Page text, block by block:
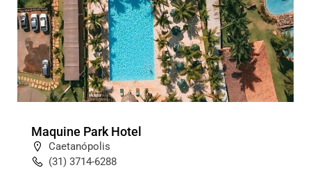
Maquine Park Hotel
Caetanópolis
(31) 3714-6288